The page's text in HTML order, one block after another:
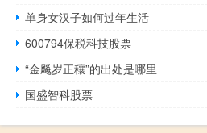
单身女汉子如何过年生活
600794保税科技股票
“金飚岁正穰”的出处是哪里
国盛智科股票